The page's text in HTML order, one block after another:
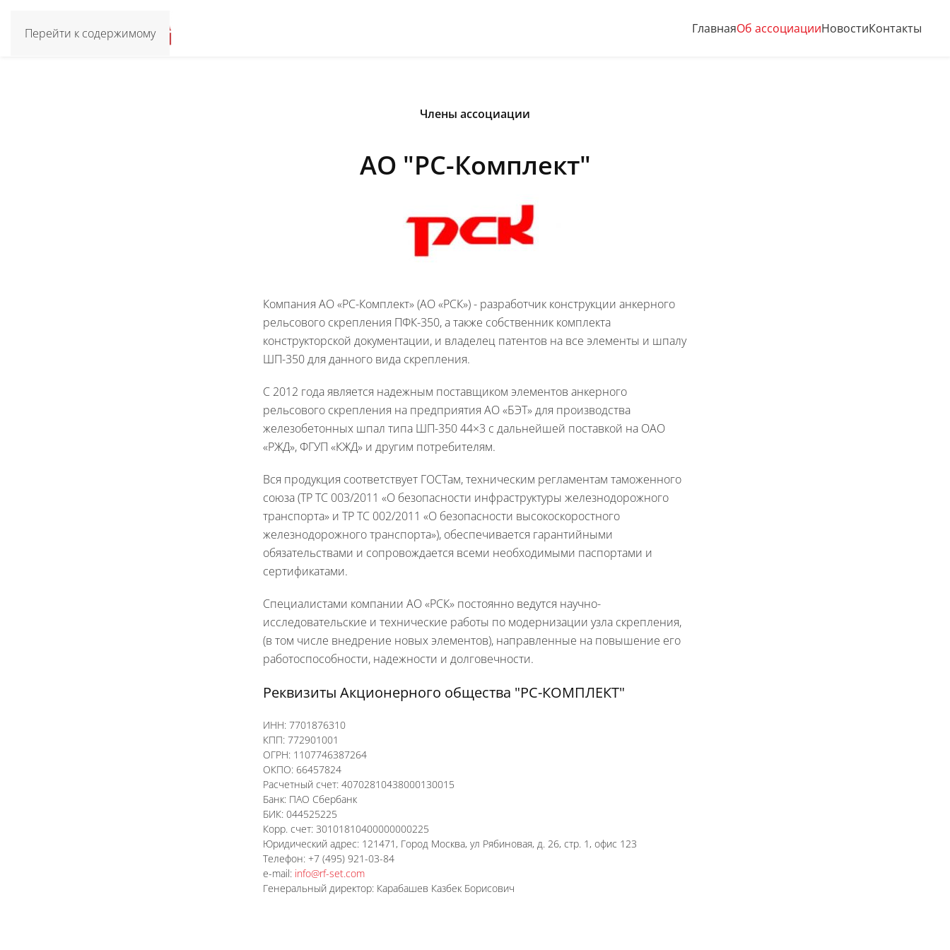
Перейти к содержимому ГлавнаяОб ассоциацииНовостиКонтакты
Члены ассоциации
АО "РС-Комплект"
Компания АО «РС-Комплект» (АО «РСК») - разработчик конструкции анкерного
рельсового скрепления ПФК-350, а также собственник комплекта
конструкторской документации, и владелец патентов на все элементы и шпалу
ШП-350 для данного вида скрепления.
С 2012 года является надежным поставщиком элементов анкерного
рельсового скрепления на предприятия АО «БЭТ» для производства
железобетонных шпал типа ШП-350 44×3 с дальнейшей поставкой на ОАО
«РЖД», ФГУП «КЖД» и другим потребителям.
Вся продукция соответствует ГОСТам, техническим регламентам таможенного
союза (ТР ТС 003/2011 «О безопасности инфраструктуры железнодорожного
транспорта» и ТР ТС 002/2011 «О безопасности высокоскоростного
железнодорожного транспорта»), обеспечивается гарантийными
обязательствами и сопровождается всеми необходимыми паспортами и
сертификатами.
Специалистами компании АО «РСК» постоянно ведутся научно-
исследовательские и технические работы по модернизации узла скрепления,
(в том числе внедрение новых элементов), направленные на повышение его
работоспособности, надежности и долговечности.
Реквизиты Акционерного общества "РС-КОМПЛЕКТ"
ИНН: 7701876310
КПП: 772901001
ОГРН: 1107746387264
ОКПО: 66457824
Расчетный счет: 40702810438000130015
Банк: ПАО Сбербанк
БИК: 044525225
Корр. счет: 30101810400000000225
Юридический адрес: 121471, Город Москва, ул Рябиновая, д. 26, стр. 1, офис 123
Телефон: +7 (495) 921-03-84
e-mail: info@rf-set.com
Генеральный директор: Карабашев Казбек Борисович